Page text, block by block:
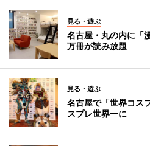
見る・遊ぶ
名古屋・丸の内に「
万冊が読み放題
見る・遊ぶ
名古屋で「世界コス
スプレ世界一に